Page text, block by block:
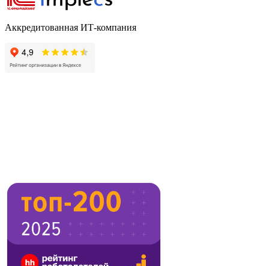
Аккредитованная ИТ-компания